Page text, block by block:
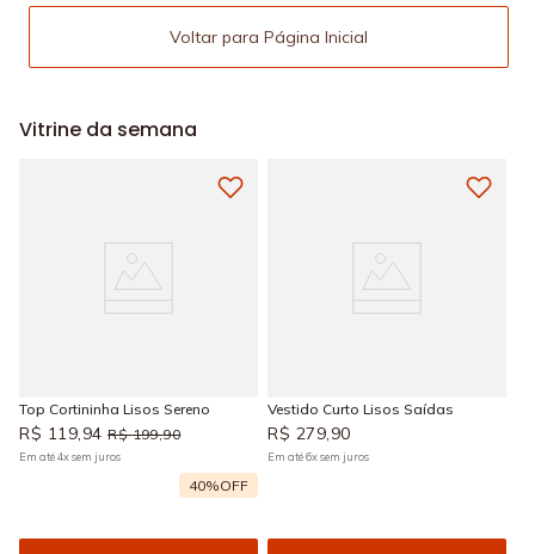
Voltar para Página Inicial
Vitrine da semana
Top Cortininha Lisos Sereno
R$ 119,94 R$ 199,90
Em até4xsem juros
40%OFF
Vestido Curto Lisos Saídas
R$ 279,90
Em até6xsem juros